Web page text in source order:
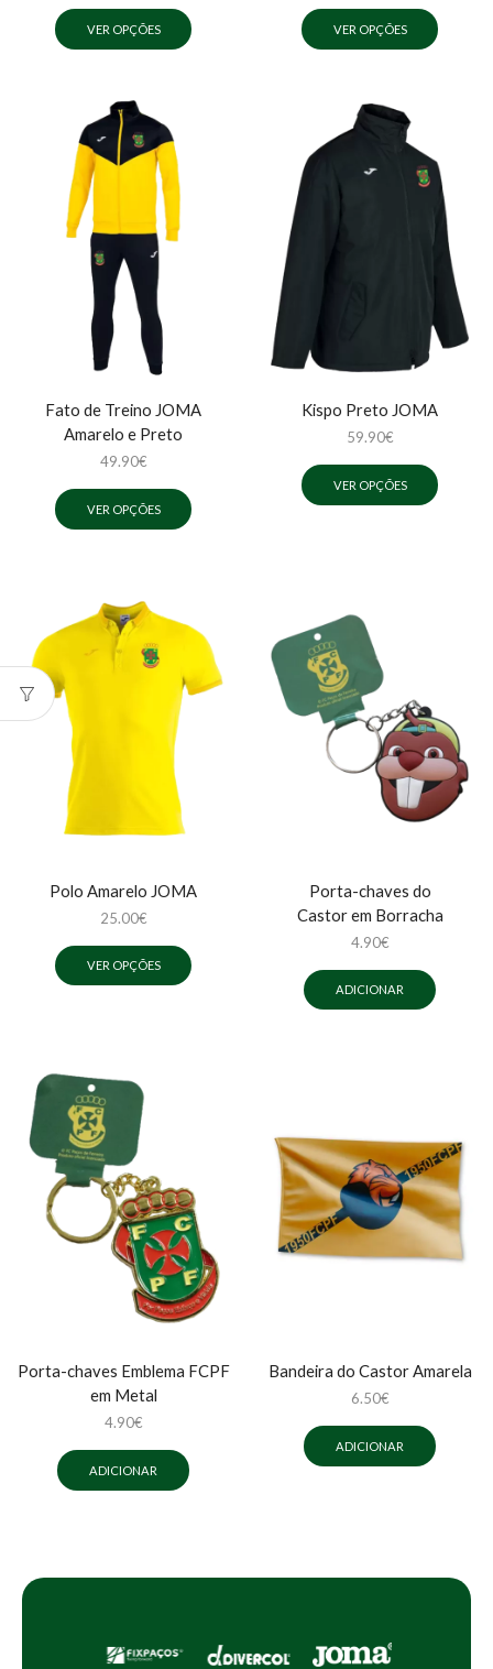
VER OPÇÕES VER OPÇÕES
Fato de Treino JOMA
Amarelo e Preto
49.90€
VER OPÇÕES
Kispo Preto JOMA
59.90€
VER OPÇÕES
Polo Amarelo JOMA
25.00€
VER OPÇÕES
Porta-chaves do
Castor em Borracha
4.90€
ADICIONAR
Porta-chaves Emblema FCPF
em Metal
4.90€
ADICIONAR
Bandeira do Castor Amarela
6.50€
ADICIONAR